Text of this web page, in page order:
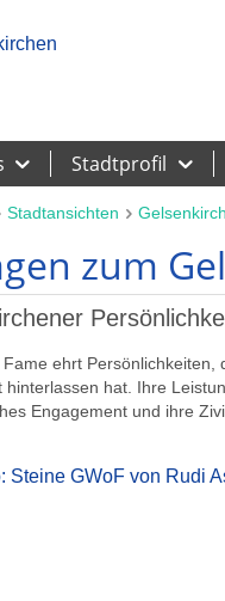
Stadtprofil
Stadtansichten
zum
ehrt
hat. Ihre
Engagement und ihre